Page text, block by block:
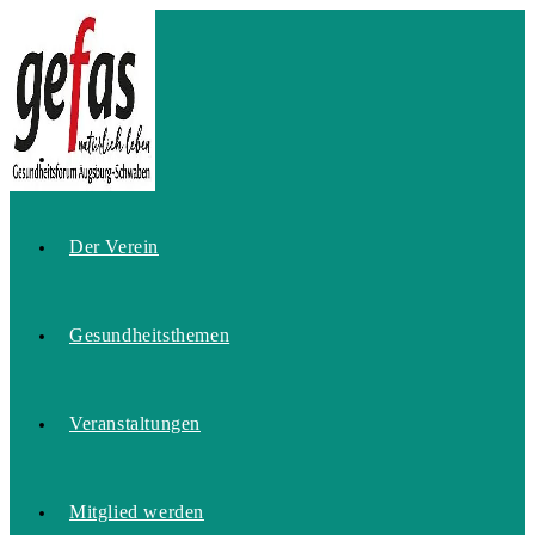
Inhalt
springen
Home
Der Verein
Gesundheitsthemen
Veranstaltungen
Mitglied werden